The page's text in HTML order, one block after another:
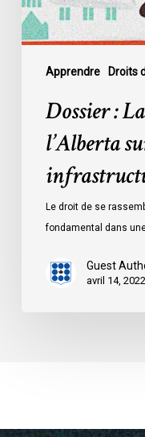
Apprendre Droits
la
protection
infrastructures
Dossier :
l’Alberta
Le droit de se
fondamental dans
Guest
avril 14, 2022